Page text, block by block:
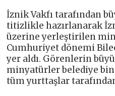
İznik Vakfı tarafından
titizlikle hazırlanarak
üzerine yerleştirilen
Cumhuriyet dönemi
yer aldı. Görenlerin
minyatürler belediye
tüm yurttaşlar